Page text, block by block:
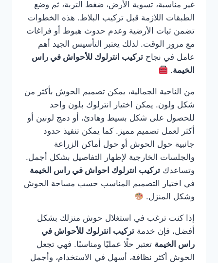
غير مناسبة، تسوية الأرض، ضغط التربة، ثم وضع
الطبقات اللازمة قبل تركيب البلاط. هذه الخطوات
تضمن ثبات الأرضية وعدم حدوث هبوط أو فراغات
مع مرور الوقت. لذلك يعتبر التأسيس الجيد أهم
عامل في نجاح تركيب انترلوك للأحواش في راس
الخيمة.
من الناحية الجمالية، يمكن تصميم الحوش بأكثر من
شكل ولون. يمكن اختيار انترلوك بلون واحد
للحصول على شكل بسيط وهادئ، أو دمج لونين أو
أكثر لعمل تصميم مميز. كما يمكن تنفيذ حدود
جانبية حول الحوش أو حول أماكن الزراعة
والجلسات الخارجية لإظهار التفاصيل بشكل أجمل.
وتساعدك تركيب انترلوك احواش في راس الخيمة
في اختيار التصميم المناسب حسب مساحة الحوش
وشكل المنزل.
إذا كنت ترغب في استغلال حوش منزلك بشكل
أفضل، فإن خدمة تركيب انترلوك للأحواش في
راس الخيمة تعتبر حلًا عمليًا ومناسبًا. فهي تجعل
الحوش أكثر نظافة، أسهل في الاستخدام، وأجمل